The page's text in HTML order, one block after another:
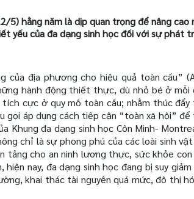
5) hằng năm là dịp quan trọng để nâng
yếu của đa dạng sinh học đối với sự phát
của địa phương cho hiệu quả toàn cầu”
hành động thiết thực, dù nhỏ bé ở mỗi
cực ở quy mô toàn cầu; nhằm thúc
gọi áp dụng cách tiếp cận “toàn xã hội”
Khung đa dạng sinh học Côn Minh-
chỉ là sự phong phú của các loài sinh
tảng cho an ninh lương thực, sức khỏe
hiện nay, đa dạng sinh học đang bị suy
khai thác tài nguyên quá mức, đô thị